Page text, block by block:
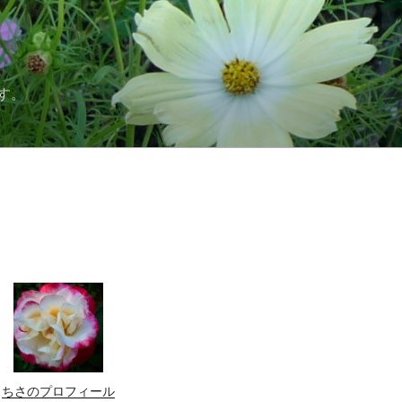
。
ちさのプロフィール